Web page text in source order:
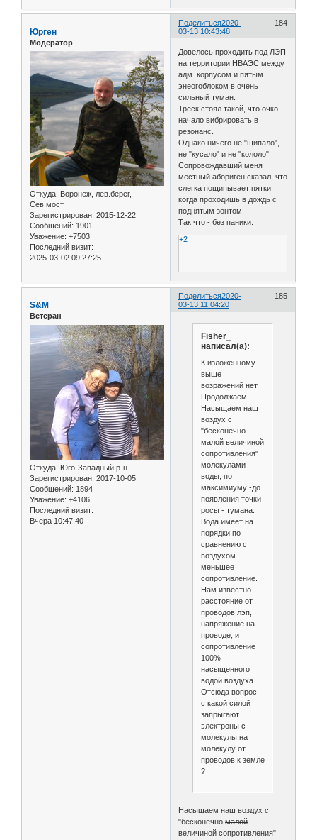
Поделиться 184
2020-
03-13 10:43:48
Юрген
Модератор
Откуда: Воронеж, лев.берег,
Сев.мост
Зарегистрирован: 2015-12-22
Сообщений: 1901
Уважение: +7503
Последний визит:
2025-03-02 09:27:25
Довелось проходить под ЛЭП
на территории НВАЭС между
адм. корпусом и пятым
энеогоблоком в очень
сильный туман.
Треск стоял такой, что очко
начало вибрировать в
резонанс.
Однако ничего не "щипало",
не "кусало" и не "кололо".
Сопровождавший меня
местный абориген сказал, что
слегка пощипывает пятки
когда проходишь в дождь с
поднятым зонтом.
Так что - без паники.
+2
Поделиться 185
2020-
03-13 11:04:20
S&M
Ветеран
Откуда: Юго-Западный р-н
Зарегистрирован: 2017-10-05
Сообщений: 1894
Уважение: +4106
Последний визит:
Вчера 10:47:40
Fisher_
написал(а):
К изложенному
выше
возражений нет.
Продолжаем.
Насыщаем наш
воздух с
"бесконечно
малой величиной
сопротивления"
молекулами
воды, по
максимиуму -до
появления точки
росы - тумана.
Вода имеет на
порядки по
сравнению с
воздухом
меньшее
сопротивление.
Нам известно
расстояние от
проводов лэп,
напряжение на
проводе, и
сопротивление
100%
насыщенного
водой воздуха.
Отсюда вопрос -
с какой силой
запрыгают
электроны с
молекулы на
молекулу от
проводов к земле
?
Насыщаем наш воздух с
"бесконечномалой
величиной сопротивления"